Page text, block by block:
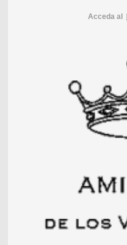
Acceda al